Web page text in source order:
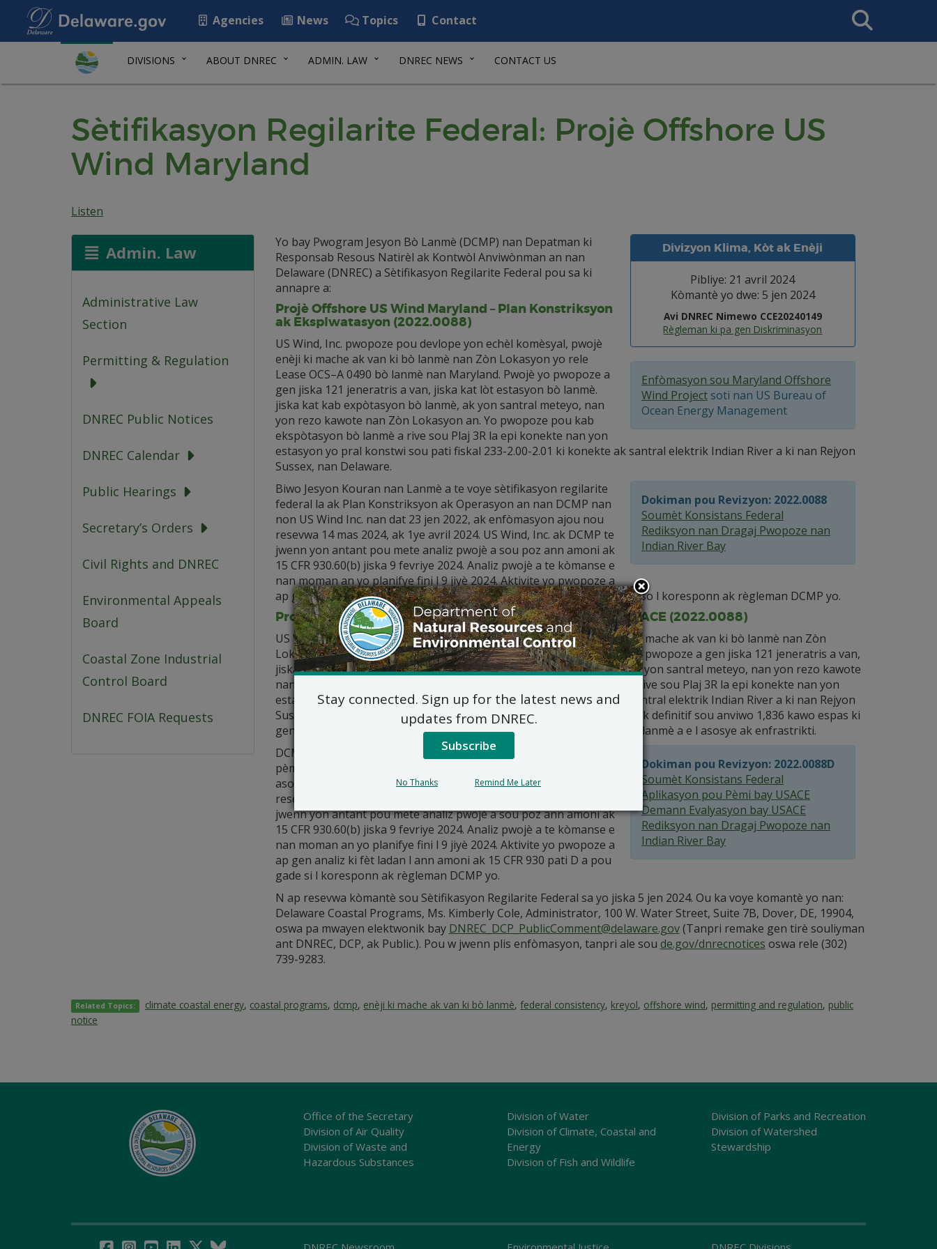
Agencies News Topics Contact
Search
This
DIVISIONS ABOUT DNREC ADMIN. LAW DNREC NEWS CONTACT US
Sètifikasyon Regilarite Federal: Projè Offshore US
Wind Maryland
Listen
Admin. Law
Administrative Law
Section
Permitting & Regulation
DNREC Public Notices
DNREC Calendar
Public Hearings
Secretary’s Orders
Civil Rights and DNREC
Environmental Appeals
Board
Coastal Zone Industrial
Control Board
DNREC FOIA Requests
Divizyon Klima, Kòt ak Enèji
Pibliye: 21 avril 2024
Kòmantè yo dwe: 5 jen 2024
Avi DNREC Nimewo CCE20240149
Règleman ki pa gen Diskriminasyon
Enfòmasyon sou Maryland Offshore
Wind Projectsoti nan US Bureau of
Ocean Energy Management
Yo bay Pwogram Jesyon Bò Lanmè (DCMP) nan Depatman ki
Responsab Resous Natirèl ak Kontwòl Anviwònman an nan
Delaware (DNREC) a Sètifikasyon Regilarite Federal pou sa ki
annapre a:
Projè Offshore US Wind Maryland – Plan Konstriksyon
ak Eksplwatasyon (2022.0088)
US Wind, Inc. pwopoze pou devlope yon echèl komèsyal, pwojè
enèji ki mache ak van ki bò lanmè nan Zòn Lokasyon yo rele
Lease OCS–A 0490 bò lanmè nan Maryland. Pwojè yo pwopoze a
gen jiska 121 jeneratris a van, jiska kat lòt estasyon bò lanmè.
jiska kat kab expòtasyon bò lanmè, ak yon santral meteyo, nan
yon rezo kawote nan Zòn Lokasyon an. Yo pwopoze pou kab
ekspòtasyon bò lanmè a rive sou Plaj 3R la epi konekte nan yon
estasyon yo pral konstwi sou pati fiskal 233-2.00-2.01 ki konekte ak santral elektrik Indian River a ki nan Rejyon
Sussex, nan Delaware.
Dokiman pou Revizyon: 2022.0088
Soumèt Konsistans Federal
Rediksyon nan Dragaj Pwopoze nan
Indian River Bay
Biwo Jesyon Kouran nan Lanmè a te voye sètifikasyon regilarite
federal la ak Plan Konstriksyon ak Operasyon an nan DCMP nan
non US Wind Inc. nan dat 23 jen 2022, ak enfòmasyon ajou nou
resevwa 14 mas 2024, ak 1ye avril 2024. US Wind, Inc. ak DCMP te
jwenn yon antant pou mete analiz pwojè a sou poz ann amoni ak
15 CFR 930.60(b) jiska 9 fevriye 2024. Analiz pwojè a te kòmanse e
nan moman an yo planifye fini l 9 jiyè 2024. Aktivite yo pwopoze a
ap gen analiz ki fèt ladan l ann amoni ak 15 CFR 930 pati E a pou gade so l koresponn ak règleman DCMP yo.
Projè Offshore US Wind Maryland – Analiz Lisans/Pèmi USACE (2022.0088)
US Wind, Inc. pwopoze pou devlope yon echèl komèsyal, pwojè enèji ki mache ak van ki bò lanmè nan Zòn
Lokasyon yo rele Lease OCS–A 0490 bò lanmè nan Maryland. Pwojè yo pwopoze a gen jiska 121 jeneratris a van,
jiska kat lòt estasyon bò lanmè. jiska kat kab expòtasyon bò lanmè, ak yon santral meteyo, nan yon rezo kawote
nan Zòn Lokasyon an. Yo pwopoze pou kab ekspòtasyon bò lanmè a rive sou Plaj 3R la epi konekte nan yon
estasyon yo pral konstwi sou pati fiskal 233-2.00-2.01 ki konekte ak santral elektrik Indian River a ki nan Rejyon
Sussex, nan Delaware. An gwo, jan yo pwopoze pwojè a, t ap gen enpak definitif sou anviwo 1,836 kawo espas ki
gen dlo e l t ap fouye materyèl pou fasilite konstriksyon pwojè van bò lanmè a e l asosye ak enfrastrikti.
Dokiman pou Revizyon: 2022.0088D
Soumèt Konsistans Federal
Aplikasyon pou Pèmi bay USACE
Demann Evalyasyon bay USACE
Rediksyon nan Dragaj Pwopoze nan
Indian River Bay
DCMP te resevwa sètifikasyon regilarite federal la pou itilizasyon
pèmi ak otorizasyon U.S. Army Corps of Engineers (USACE) ki
asosye ak pwojè a 23 oktòb 2023, ak enfòmasyon ajou nou
resevwa 14 mas 2024, ak 1ye avril 2024. US Wind, Inc. ak DCMP te
jwenn yon antant pou mete analiz pwojè a sou poz ann amoni ak
15 CFR 930.60(b) jiska 9 fevriye 2024. Analiz pwojè a te kòmanse e
nan moman an yo planifye fini l 9 jiyè 2024. Aktivite yo pwopoze a
ap gen analiz ki fèt ladan l ann amoni ak 15 CFR 930 pati D a pou
gade si l koresponn ak règleman DCMP yo.
N ap resevwa kòmantè sou Sètifikasyon Regilarite Federal sa yo jiska 5 jen 2024. Ou ka voye komantè yo nan:
Delaware Coastal Programs, Ms. Kimberly Cole, Administrator, 100 W. Water Street, Suite 7B, Dover, DE, 19904,
oswa pa mwayen elektwonik bay DNREC_DCP_PublicComment@delaware.gov(Tanpri remake gen tirè souliyman
ant DNREC, DCP, ak Public.). Pou w jwenn plis enfòmasyon, tanpri ale sou de.gov/dnrecnotices oswa rele (302)
739-9283.
Related Topics: climate coastal energy, coastal programs, dcmp, enèji ki mache ak van ki bò lanmè,federal consistency, kreyol, offshore wind, permitting and regulation, public
notice
Office of the Secretary
Division of Air Quality
Division of Waste and
Hazardous Substances
Division of Water
Division of Climate, Coastal and
Energy
Division of Fish and Wildlife
Division of Parks and Recreation
Division of Watershed
Stewardship
Stay connected. Sign up for the latest news and
updates from DNREC.
Subscribe
No Thanks Remind Me Later